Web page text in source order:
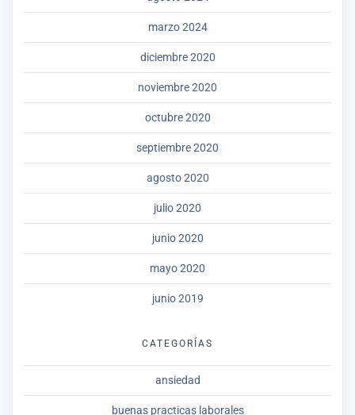
marzo 2024
diciembre 2020
noviembre 2020
octubre 2020
septiembre 2020
agosto 2020
julio 2020
junio 2020
mayo 2020
junio 2019
CATEGORÍAS
ansiedad
buenas practicas laborales